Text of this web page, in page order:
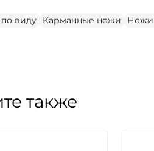
виду Карманные ножи Ножи
также